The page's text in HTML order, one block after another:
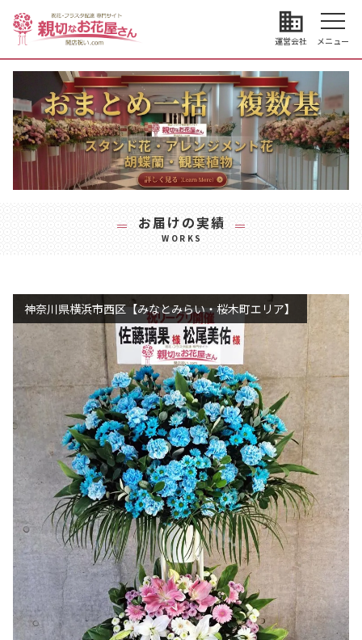
business
運営会社 メニュー
お届けの実績
WORKS
神奈川県横浜市西区【みなとみらい・桜木町エリア】